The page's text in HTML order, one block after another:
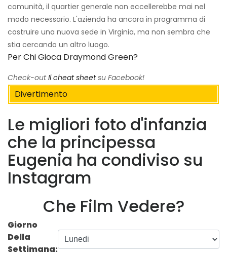
comunità, il quartier generale non eccellerebbe mai nel
modo necessario. L'azienda ha ancora in programma di
costruire una nuova sede in Virginia, ma non sembra che
stia cercando un altro luogo.
Per Chi Gioca Draymond Green?
Check-out Il cheat sheet su Facebook!
Divertimento
Le migliori foto d'infanzia
che la principessa
Eugenia ha condiviso su
Instagram
Che Film Vedere?
Giorno
Della
Settimana: